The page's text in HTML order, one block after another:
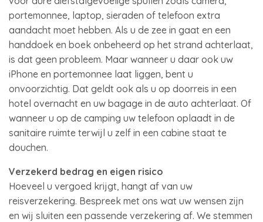
portemonnee, laptop, sieraden of telefoon extra
aandacht moet hebben. Als u de zee in gaat en een
handdoek en boek onbeheerd op het strand achterlaat,
is dat geen probleem. Maar wanneer u daar ook uw
iPhone en portemonnee laat liggen, bent u
onvoorzichtig. Dat geldt ook als u op doorreis in een
hotel overnacht en uw bagage in de auto achterlaat. Of
wanneer u op de camping uw telefoon oplaadt in de
sanitaire ruimte terwijl u zelf in een cabine staat te
douchen.
Verzekerd bedrag en eigen risico
Hoeveel u vergoed krijgt, hangt af van uw
reisverzekering. Bespreek met ons wat uw wensen zijn
en wij sluiten een passende verzekering af. We stemmen